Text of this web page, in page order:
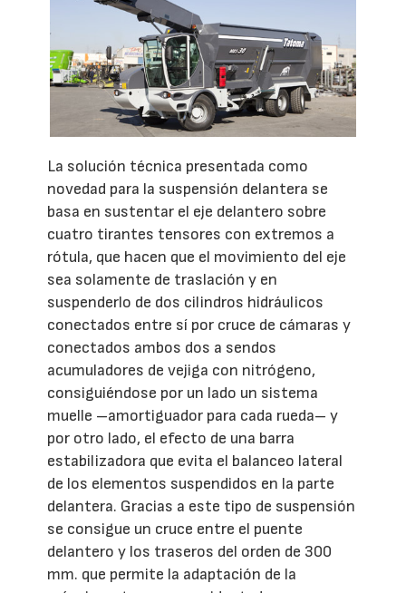
La solución técnica presentada como
novedad para la suspensión delantera se
basa en sustentar el eje delantero sobre
cuatro tirantes tensores con extremos a
rótula, que hacen que el movimiento del eje
sea solamente de traslación y en
suspenderlo de dos cilindros hidráulicos
conectados entre sí por cruce de cámaras y
conectados ambos dos a sendos
acumuladores de vejiga con nitrógeno,
consiguiéndose por un lado un sistema
muelle –amortiguador para cada rueda– y
por otro lado, el efecto de una barra
estabilizadora que evita el balanceo lateral
de los elementos suspendidos en la parte
delantera. Gracias a este tipo de suspensión
se consigue un cruce entre el puente
delantero y los traseros del orden de 300
mm. que permite la adaptación de la